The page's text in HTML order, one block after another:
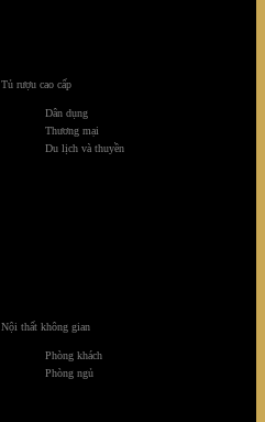
Tủ rượu cao cấp
Dân dụng
Thương mại
Du lịch và thuyền
Nội thất không gian
Phòng khách
Phòng ngủ